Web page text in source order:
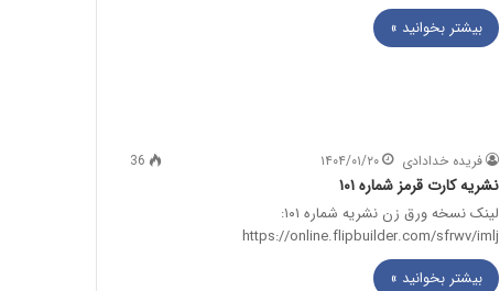
بیشتر بخوانید »
فریده خدادادی ۱۴۰۴/۰۱/۲۰ 36
نشریه کارت قرمز شماره ۱۰۱
لینک نسخه ورق زن نشریه شماره ۱۰۱:
https://online.flipbuilder.com/sfrwv/imlj
بیشتر بخوانید »